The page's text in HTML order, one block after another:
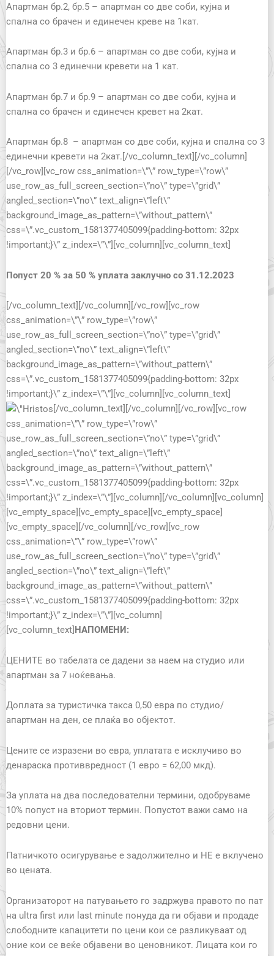
Апартман бр.2, бр.5 – апартман со две соби, кујна и
спална со брачен и единечен креве на 1кат.
Апартман бр.3 и бр.6 – апартман со две соби, кујна и
спална со 3 единечни кревети на 1 кат.
Апартман бр.7 и бр.9 – апартман со две соби, кујна и
спална со брачен и единечен кревет на 2кат.
Апартман бр.8 – апартман со две соби, кујна и спална со 3
единечни кревети на 2кат.[/vc_column_text][/vc_column]
[/vc_row][vc_row css_animation=\”\” row_type=\”row\”
use_row_as_full_screen_section=\”no\” type=\”grid\”
angled_section=\”no\” text_align=\”left\”
background_image_as_pattern=\”without_pattern\”
css=\”.vc_custom_1581377405099{padding-bottom: 32px
!important;}\” z_index=\”\”][vc_column][vc_column_text]
Попуст 20 % за 50 % уплата заклучно со 31.12.2023
[/vc_column_text][/vc_column][/vc_row][vc_row
css_animation=\”\” row_type=\”row\”
use_row_as_full_screen_section=\”no\” type=\”grid\”
angled_section=\”no\” text_align=\”left\”
background_image_as_pattern=\”without_pattern\”
css=\”.vc_custom_1581377405099{padding-bottom: 32px
!important;}\” z_index=\”\”][vc_column][vc_column_text]
[/vc_column_text][/vc_column][/vc_row][vc_row
css_animation=\”\” row_type=\”row\”
use_row_as_full_screen_section=\”no\” type=\”grid\”
angled_section=\”no\” text_align=\”left\”
background_image_as_pattern=\”without_pattern\”
css=\”.vc_custom_1581377405099{padding-bottom: 32px
!important;}\” z_index=\”\”][vc_column][/vc_column][vc_column]
[vc_empty_space][vc_empty_space][vc_empty_space]
[vc_empty_space][/vc_column][/vc_row][vc_row
css_animation=\”\” row_type=\”row\”
use_row_as_full_screen_section=\”no\” type=\”grid\”
angled_section=\”no\” text_align=\”left\”
background_image_as_pattern=\”without_pattern\”
css=\”.vc_custom_1581377405099{padding-bottom: 32px
!important;}\” z_index=\”\”][vc_column]
[vc_column_text] НАПОМЕНИ:
ЦЕНИТЕ во табелата се дадени за наем на студио или
апартман за 7 ноќевања.
Доплата за туристичка такса 0,50 евра по студио/
апартман на ден, се плаќа во објектот.
Цените се изразени во евра, уплатата е исклучиво во
денараска противвредност (1 евро = 62,00 мкд).
За уплата на два последователни термини, одобруваме
10% попуст на вториот термин. Попустот важи само на
редовни цени.
Патничкото осигурување е задолжително и НЕ е вклучено
во цената.
Организаторот на патувањето го задржува правото по пат
на ultra first или last minute понуда да ги објави и продаде
слободните капацитети по цени кои се разликуваат од
оние кои се веќе објавени во ценовникот. Лицата кои го